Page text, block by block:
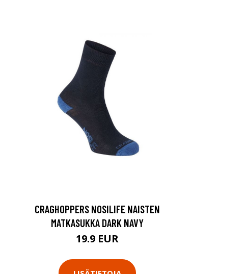
CRAGHOPPERS NOSILIFE NAISTEN
MATKASUKKA DARK NAVY
19.9 EUR